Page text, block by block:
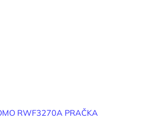
RWF3270A PRAČKA